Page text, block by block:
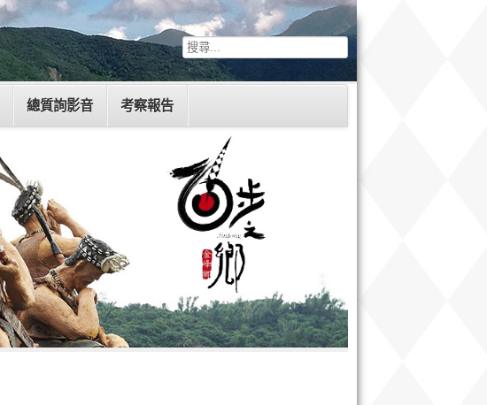
總質詢影音 考察報告